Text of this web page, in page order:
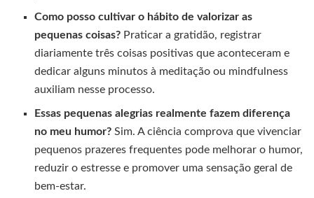
Como posso cultivar o hábito de valorizar as
pequenas coisas? Praticar a gratidão, registrar
diariamente três coisas positivas que aconteceram e
dedicar alguns minutos à meditação ou mindfulness
auxiliam nesse processo.
Essas pequenas alegrias realmente fazem diferença
no meu humor? Sim. A ciência comprova que vivenciar
pequenos prazeres frequentes pode melhorar o humor,
reduzir o estresse e promover uma sensação geral de
bem-estar.